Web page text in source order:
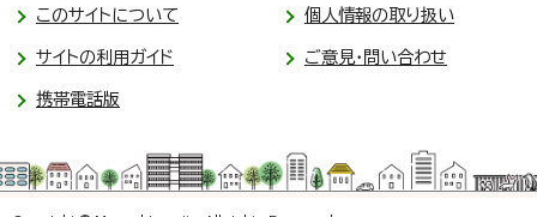
このサイトについて 個人情報の取り扱い
サイトの利用ガイド ご意見・問い合わせ
携帯電話版